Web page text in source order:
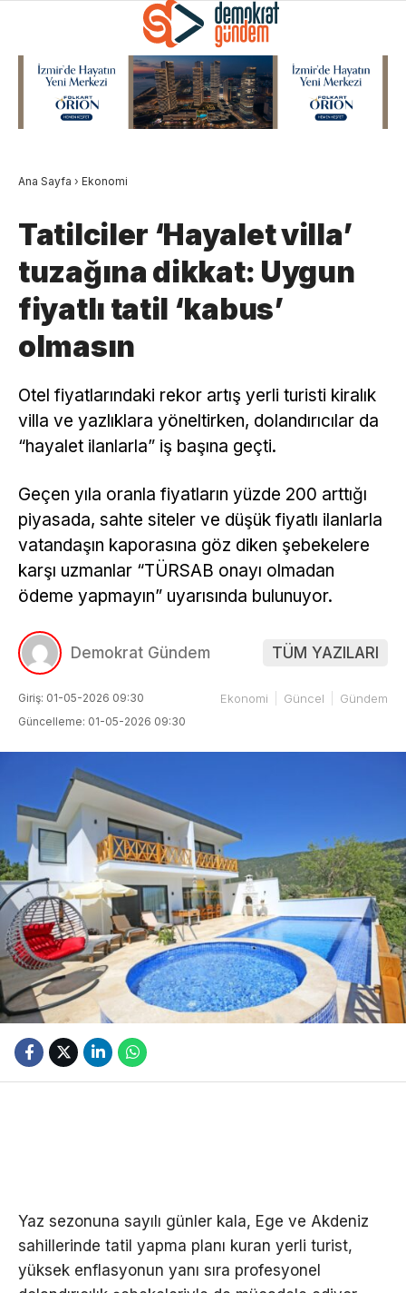
Ana Sayfa › Ekonomi
Tatilciler ‘Hayalet villa’
tuzağına dikkat: Uygun
fiyatlı tatil ‘kabus’
olmasın
Otel fiyatlarındaki rekor artış yerli turisti kiralık
villa ve yazlıklara yöneltirken, dolandırıcılar da
“hayalet ilanlarla” iş başına geçti.
Geçen yıla oranla fiyatların yüzde 200 arttığı
piyasada, sahte siteler ve düşük fiyatlı ilanlarla
vatandaşın kaporasına göz diken şebekelere
karşı uzmanlar “TÜRSAB onayı olmadan
ödeme yapmayın” uyarısında bulunuyor.
Demokrat Gündem TÜM YAZILARI
Giriş: 01-05-2026 09:30
Güncelleme: 01-05-2026 09:30
Ekonomi Güncel Gündem
Yaz sezonuna sayılı günler kala, Ege ve Akdeniz
sahillerinde tatil yapma planı kuran yerli turist,
yüksek enflasyonun yanı sıra profesyonel